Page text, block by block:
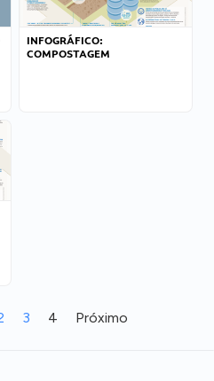
INFOGRÁFICO:
COMPOSTAGEM
3 4 Próximo